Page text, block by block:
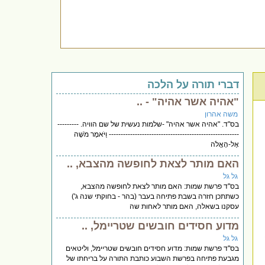
דברי תורה על הלכה
"אהיה אשר אהיה" - ..
משה אהרון
בס"ד. "אהיה אשר אהיה" -שלמות נעשית של שם הוויה. ---------
------------------------------------------------------- וַיֹּאמֶר מֹשֶׁה
אֶל-הָאֱלֹה
האם מותר לצאת לחופשה מהצבא, ..
גל גל
בס''ד פרשת שמות: האם מותר לצאת לחופשה מהצבא,
כשתתכן חזרה בשבת פתיחה בעבר (בהר - בחוקתי שנה ג')
עסקנו בשאלה, האם מותר לאחות שה
מדוע חסידים חובשים שטריימל, ..
גל גל
בס''ד פרשת שמות: מדוע חסידים חובשים שטריימל, וליטאים
מגבעת פתיחה בפרשת השבוע כותבת התורה על בריחתו של